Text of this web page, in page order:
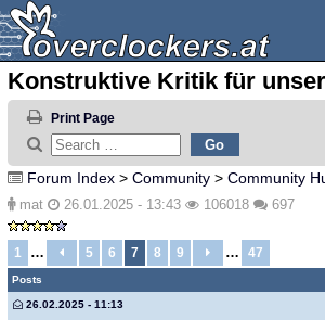
Konstruktive Kritik für
Print Page
Forum Index > Community > Community
mat 26.01.2025 - 13:43 106018 697
1 … 5 6 7 8 9 … 47
Posts
26.02.2025 - 11:13